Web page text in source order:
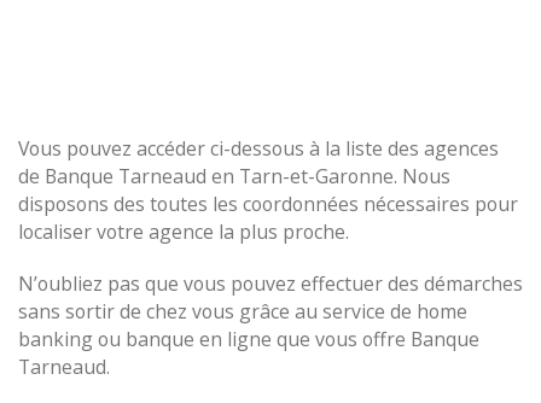
Vous pouvez accéder ci-dessous à la liste des agences
de Banque Tarneaud en Tarn-et-Garonne. Nous
disposons des toutes les coordonnées nécessaires pour
localiser votre agence la plus proche.
N’oubliez pas que vous pouvez effectuer des démarches
sans sortir de chez vous grâce au service de home
banking ou banque en ligne que vous offre Banque
Tarneaud.